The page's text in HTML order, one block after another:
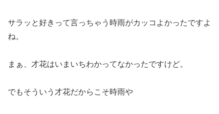
サラッと好きって言っちゃう時雨がカッコよかったですよ
ね。
まぁ、才花はいまいちわかってなかったですけど。
でもそういう才花だからこそ時雨や